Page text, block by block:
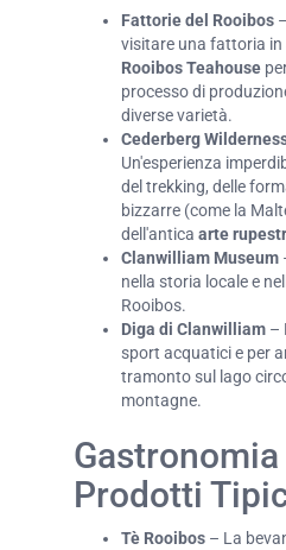
Fattorie del Rooibos
visitare una fattoria
Rooibos Teahouse
processo di
diverse varietà.
Cederberg
Un'esperienza
del trekking, delle
bizzarre (come la
dell'antica arte
Clanwilliam Museum
nella storia locale e
Rooibos.
Diga di Clanwilliam –
sport acquatici e per
tramonto sul lago
montagne.
Gastronomia
Prodotti
Tè Rooibos – La